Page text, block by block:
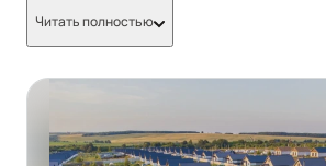
Читать полностью